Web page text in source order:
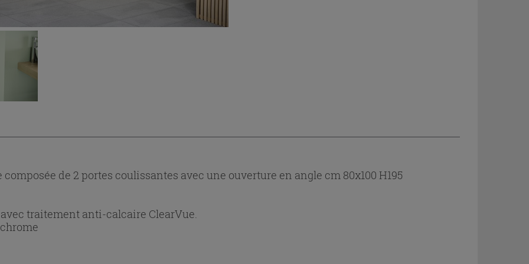
de 2 portes coulissantes avec une ouverture en angle cm 80x100 H195
traitement anti-calcaire ClearVue.